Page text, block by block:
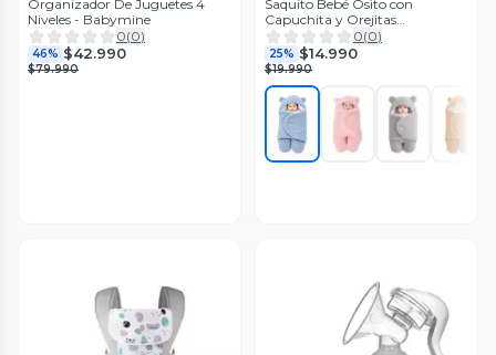
Organizador De Juguetes 4
Niveles - Babymine
0(0)
46% $42.990
$79.990
Saquito Bebé Osito con
Capuchita y Orejitas
BABYMINE
0(0)
25% $14.990
$19.990